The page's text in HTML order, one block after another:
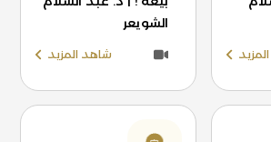
الشويعر
شاهد المزيد